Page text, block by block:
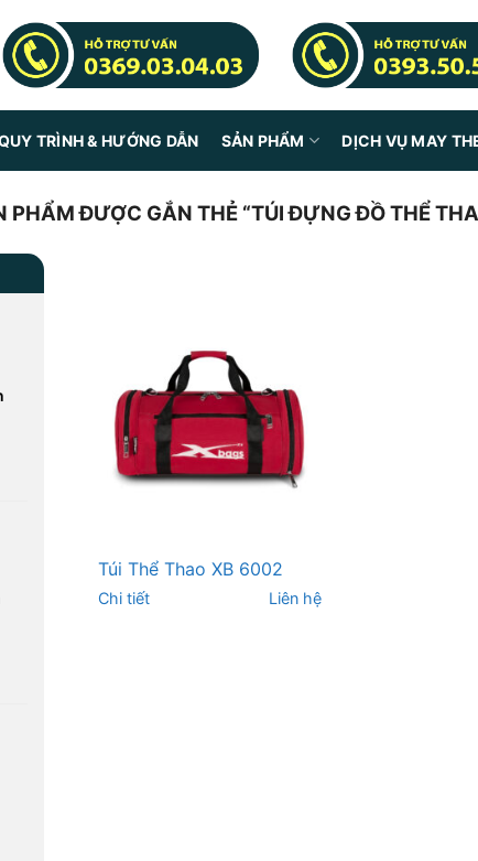
TRÌNH & HƯỚNG DẪN SẢN PHẨM DỊCH VỤ MAY
PHẨM ĐƯỢC GẮN THẺ “TÚI ĐỰNG ĐỒ THỂ
Túi Thể Thao XB 6002
Chi tiết Liên hệ